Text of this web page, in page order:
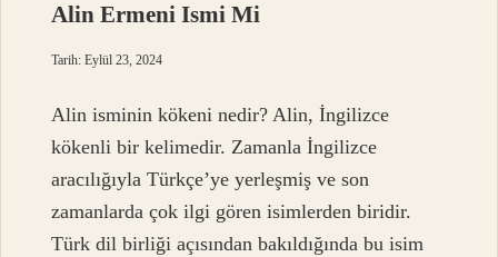
Alin Ermeni Ismi Mi
Tarih: Eylül 23, 2024
Alin isminin kökeni nedir? Alin, İngilizce
kökenli bir kelimedir. Zamanla İngilizce
aracılığıyla Türkçe’ye yerleşmiş ve son
zamanlarda çok ilgi gören isimlerden biridir.
Türk dil birliği açısından bakıldığında bu isim